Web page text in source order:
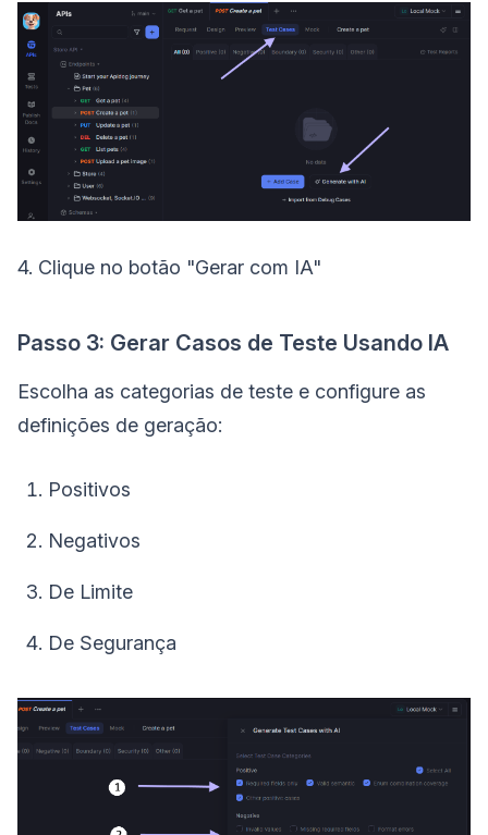
4. Clique no botão "Gerar com IA"
Passo 3: Gerar Casos de Teste Usando IA
Escolha as categorias de teste e configure as
definições de geração:
Positivos
Negativos
De Limite
De Segurança